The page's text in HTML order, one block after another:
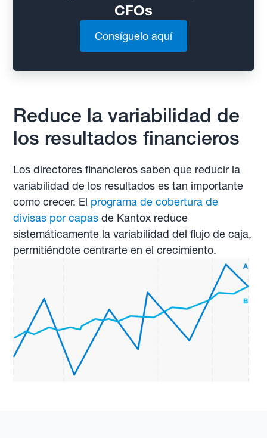
CFOs
Consíguelo aquí
Reduce la variabilidad de
los resultados financieros
Los directores financieros saben que reducir la
variabilidad de los resultados es tan importante
como crecer. El programa de cobertura de
divisas por capas de Kantox reduce
sistemáticamente la variabilidad del flujo de caja,
permitiéndote centrarte en el crecimiento.